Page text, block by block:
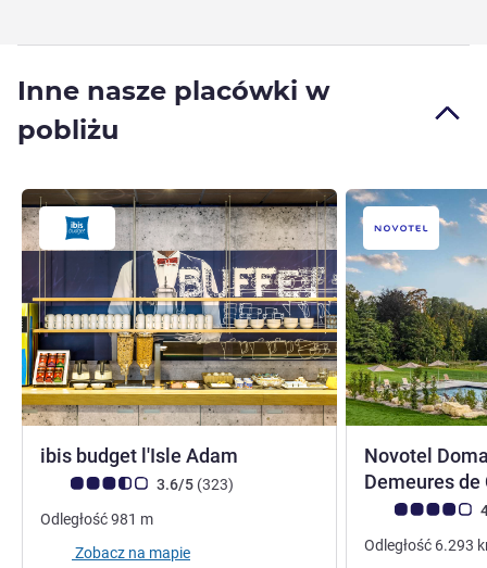
Inne nasze placówki w
pobliżu
ibis budget l'Isle Adam
Ocena klientów (Ocena ALL)
3.6/5 (323Liczba opinii
)
Odległość981 m
Zobacz na mapie
Novotel
Demeures
Ocena klientów
Odległość 6.293